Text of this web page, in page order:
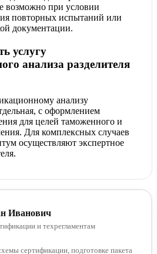
возможно при условии
повторных испытаний или
документации.
услугу
анализа разделителя
анализу
с оформлением
для целей таможенного и
Для комплексных случаев
осуществляют экспертное
Иванович
и техрегламентам
сертификации, подготовке пакета